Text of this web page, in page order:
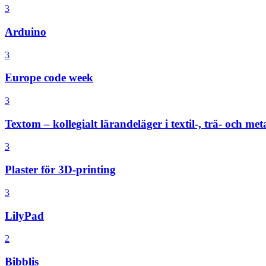
3
Arduino
3
Europe code week
3
Textom – kollegialt lärandeläger i textil-, trä- och
3
Plaster för 3D-printing
3
LilyPad
2
Bibblis